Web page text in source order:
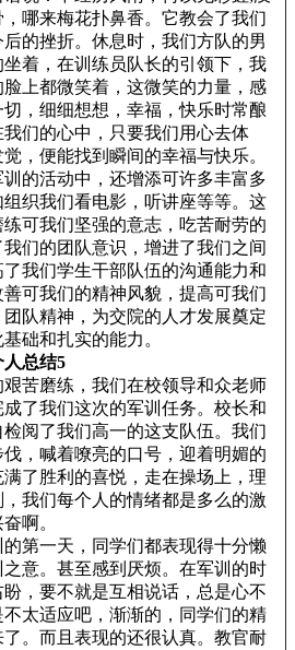
哪来梅花扑鼻香。它教会了我们
的挫折。休息时，我们方队的男
着，在训练员队长的引领下，我
上都微笑着，这微笑的力量，感
，细细想想，幸福，快乐时常酿
们的心中，只要我们用心去体
，便能找到瞬间的幸福与快乐。
的活动中，还增添可许多丰富多
织我们看电影，听讲座等等。这
可我们坚强的意志，吃苦耐劳的
们的团队意识，增进了我们之间
我们学生干部队伍的沟通能力和
可我们的精神风貌，提高可我们
队精神，为交院的人才发展奠定
础和扎实的能力。
总结5
苦磨练，我们在校领导和众老师
了我们这次的军训任务。校长和
阅了我们高一的这支队伍。我们
，喊着嘹亮的口号，迎着明媚的
满了胜利的喜悦，走在操场上，理
我们每个人的情绪都是多么的激
啊。
第一天，同学们都表现得十分懒
意。甚至感到厌烦。在军训的时
，要不就是互相说话，总是心不
太适应吧，渐渐的，同学们的精
。而且表现的还很认真。教官耐